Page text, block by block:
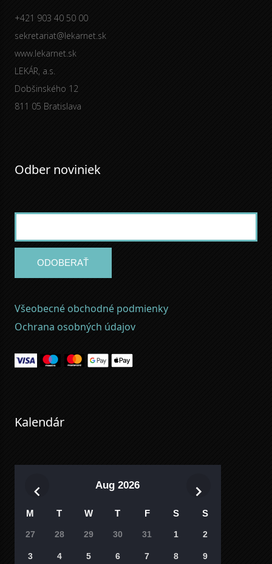
+421 903 40 50 00
sekretariat@lekarnet.sk
www.lekarnet.sk
LEKÁR, a.s.
Dobšinského 12
811 05 Bratislava
Odber noviniek
ODOBERAŤ
Všeobecné obchodné podmienky
Ochrana osobných údajov
Kalendár
Aug 2026
M T W T F S S
27 28 29 30 31 1 2
3 4 5 6 7 8 9